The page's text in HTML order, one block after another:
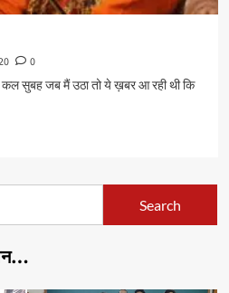
0
सुबह जब मैं उठा तो ये ख़बर आ रही थी कि